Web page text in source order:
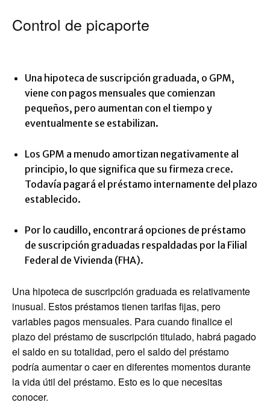
Control de picaporte
Una hipoteca de suscripción graduada, o GPM,
viene con pagos mensuales que comienzan
pequeños, pero aumentan con el tiempo y
eventualmente se estabilizan.
Los GPM a menudo amortizan negativamente al
principio, lo que significa que su firmeza crece.
Todavía pagará el préstamo internamente del plazo
establecido.
Por lo caudillo, encontrará opciones de préstamo
de suscripción graduadas respaldadas por la Filial
Federal de Vivienda (FHA).
Una hipoteca de suscripción graduada es relativamente
inusual. Estos préstamos tienen tarifas fijas, pero
variables pagos mensuales. Para cuando finalice el
plazo del préstamo de suscripción titulado, habrá pagado
el saldo en su totalidad, pero el saldo del préstamo
podría aumentar o caer en diferentes momentos durante
la vida útil del préstamo. Esto es lo que necesitas
conocer.